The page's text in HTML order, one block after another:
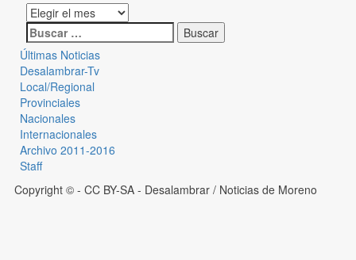
Últimas Noticias
Desalambrar-Tv
Local/Regional
Provinciales
Nacionales
Internacionales
Archivo 2011-2016
Staff
Copyright © - CC BY-SA - Desalambrar / Noticias de Moreno